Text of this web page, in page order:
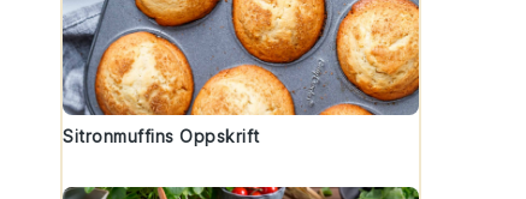
Sitronmuffins Oppskrift